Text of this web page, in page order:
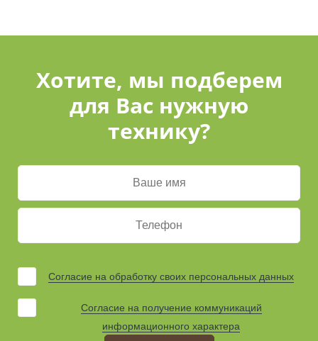
Хотите, мы подберем
для Вас нужную
технику?
Согласие на обработку своих персональных данных
Согласие на получение коммуникаций
информационного характера